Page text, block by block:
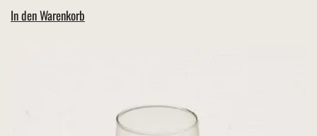
In den Warenkorb